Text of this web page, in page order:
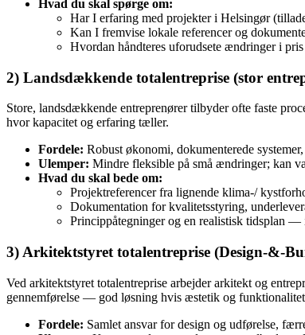
Hvad du skal spørge om:
Har I erfaring med projekter i Helsingør
Kan I fremvise lokale referencer og
Hvordan håndteres uforudsete ændringer i
2) Landsdækkende totalentreprise (stor
Store, landsdækkende entreprenører tilbyder ofte faste
hvor kapacitet og erfaring tæller.
Fordele: Robust økonomi, dokumenterede
Ulemper: Mindre fleksible på små ændringer; kan
Hvad du skal bede om:
Projektreferencer fra lignende klima-/
Dokumentation for kvalitetsstyring,
Princippåtegninger og en realistisk tidsplan
3) Arkitektstyret totalentreprise
Ved arkitektstyret totalentreprise arbejder arkitekt og
gennemførelse — god løsning hvis æstetik og
Fordele: Samlet ansvar for design og udførelse,